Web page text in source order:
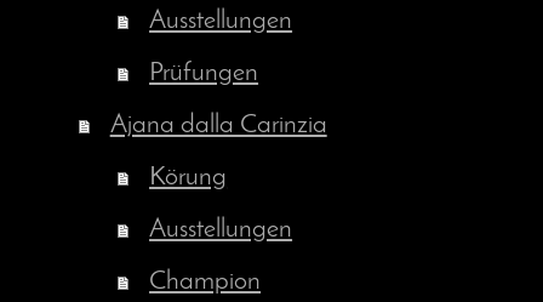
Ausstellungen
Prüfungen
Ajana dalla Carinzia
Körung
Ausstellungen
Champion